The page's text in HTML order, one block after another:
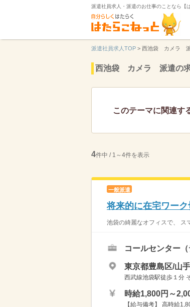
派遣社員求人・派遣のお仕事のことなら【
派遣社員求人TOP > 西池袋 カメラ
西池袋 カメラ 派遣の
このテーマに関連す
4件中 / 1～4件を表示
一般派遣
将来的に在宅ワー
池袋の綺麗なオフィスで、 ス
コールセンター
東京都豊島区/山
西武線池袋駅徒歩１分
時給1,800円～
【給与備考】 高時給